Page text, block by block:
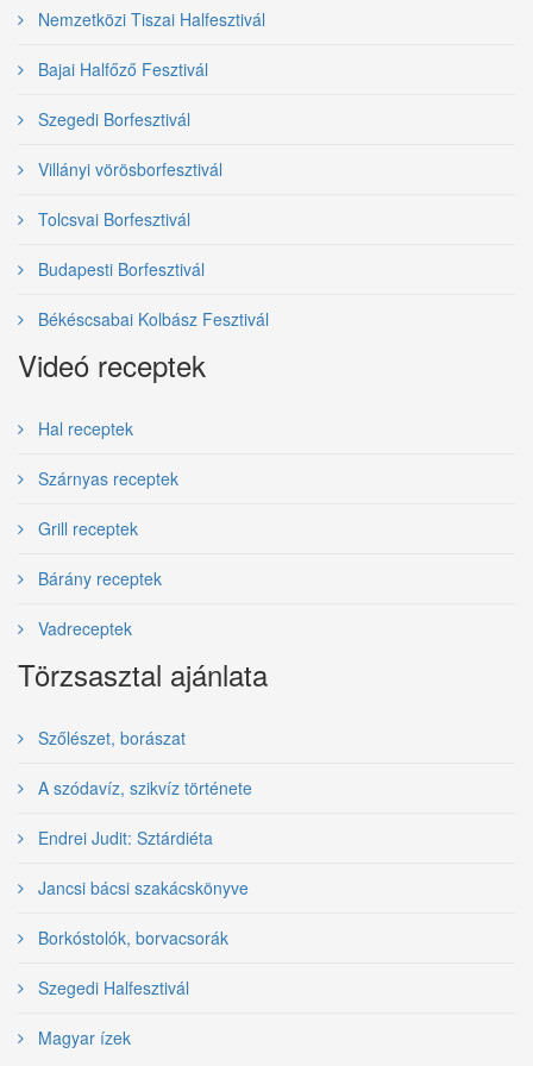
Nemzetközi Tiszai Halfesztivál
Bajai Halfőző Fesztivál
Szegedi Borfesztivál
Villányi vörösborfesztivál
Tolcsvai Borfesztivál
Budapesti Borfesztivál
Békéscsabai Kolbász Fesztivál
Videó receptek
Hal receptek
Szárnyas receptek
Grill receptek
Bárány receptek
Vadreceptek
Törzsasztal ajánlata
Szőlészet, borászat
A szódavíz, szikvíz története
Endrei Judit: Sztárdiéta
Jancsi bácsi szakácskönyve
Borkóstolók, borvacsorák
Szegedi Halfesztivál
Magyar ízek